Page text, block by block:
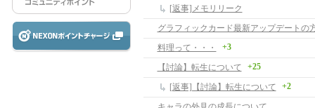
[返事]メモリリーク
料理って・・・ +3
【討論】転生について +25
[返事]【討論】転生について +2